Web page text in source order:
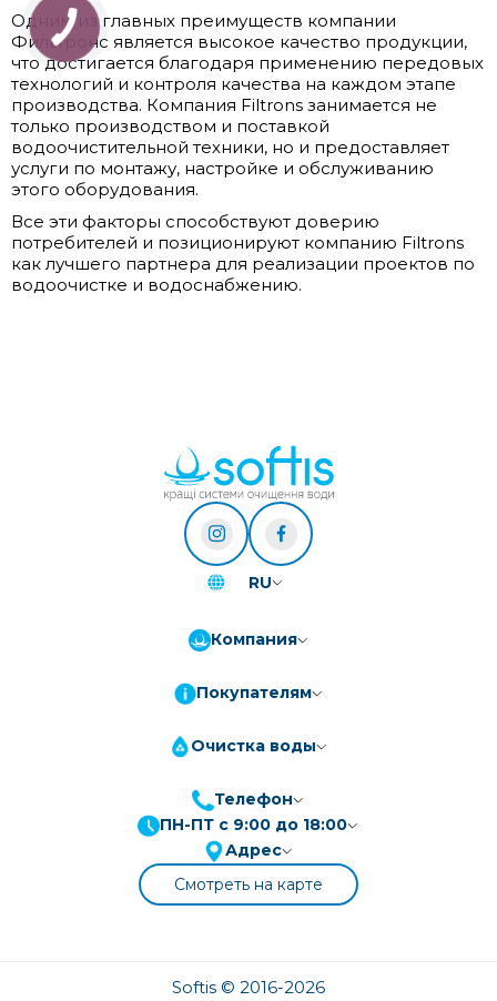
Одним из главных преимуществ компании
Фильтронс является высокое качество продукции,
что достигается благодаря применению передовых
технологий и контроля качества на каждом этапе
производства. Компания Filtrons занимается не
только производством и поставкой
водоочистительной техники, но и предоставляет
услуги по монтажу, настройке и обслуживанию
этого оборудования.
Все эти факторы способствуют доверию
потребителей и позиционируют компанию Filtrons
как лучшего партнера для реализации проектов по
водоочистке и водоснабжению.
RU
Компания
Покупателям
Очистка воды
Телефон
ПН-ПТ с 9:00 до 18:00
Адрес
Смотреть на карте
Softis © 2016-2026